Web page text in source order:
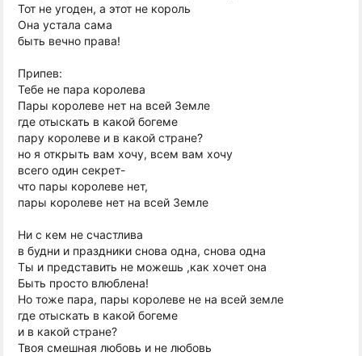
Тот не угоден, а этот не король
Она устала сама
быть вечно права!
Припев:
Тебе не пара королева
Пары королеве нет на всей Земле
где отыскать в какой богеме
пару королеве и в какой стране?
но я открыть вам хочу, всем вам хочу
всего один секрет-
что пары королеве нет,
пары королеве нет на всей Земле
Ни с кем не счастлива
в будни и праздники снова одна, снова одна
Ты и представить не можешь ,как хочет она
Быть просто влюблена!
Но тоже пара, пары королеве не на всей земле
где отыскать в какой богеме
и в какой стране?
Твоя смешная любовь и не любовь